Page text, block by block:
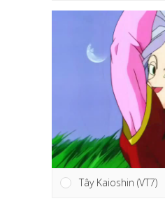
Tây Kaioshin (VT7)